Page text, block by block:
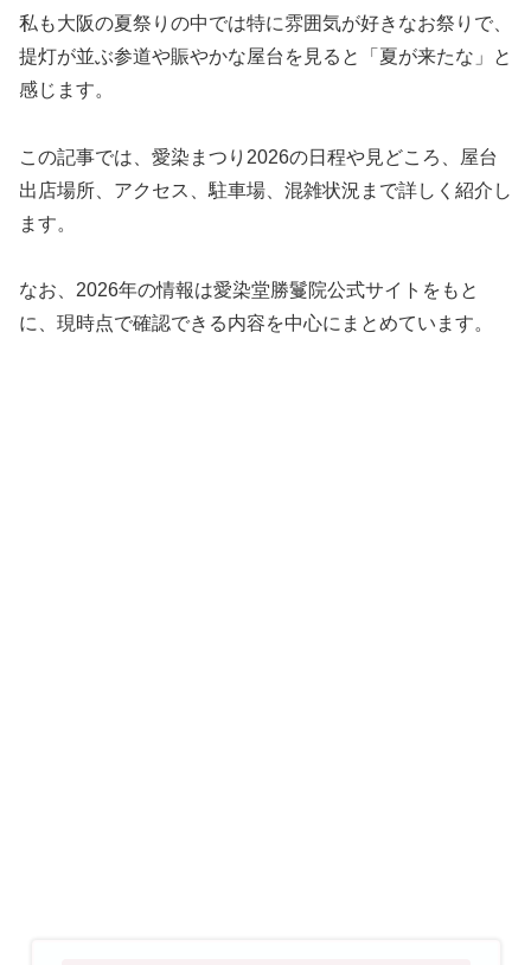
私も大阪の夏祭りの中では特に雰囲気が好きなお祭りで、
提灯が並ぶ参道や賑やかな屋台を見ると「夏が来たな」と
感じます。
この記事では、愛染まつり2026の日程や見どころ、屋台
出店場所、アクセス、駐車場、混雑状況まで詳しく紹介し
ます。
なお、2026年の情報は愛染堂勝鬘院公式サイトをもと
に、現時点で確認できる内容を中心にまとめています。